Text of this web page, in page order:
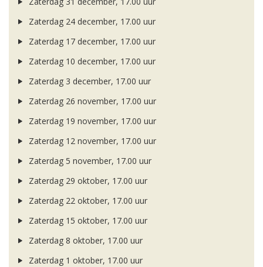
Zaterdag 24 december, 17.00 uur
Zaterdag 17 december, 17.00 uur
Zaterdag 10 december, 17.00 uur
Zaterdag 3 december, 17.00 uur
Zaterdag 26 november, 17.00 uur
Zaterdag 19 november, 17.00 uur
Zaterdag 12 november, 17.00 uur
Zaterdag 5 november, 17.00 uur
Zaterdag 29 oktober, 17.00 uur
Zaterdag 22 oktober, 17.00 uur
Zaterdag 15 oktober, 17.00 uur
Zaterdag 8 oktober, 17.00 uur
Zaterdag 1 oktober, 17.00 uur